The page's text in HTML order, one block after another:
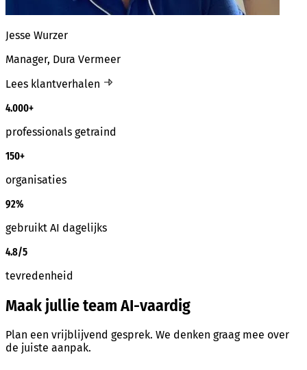
Jesse Wurzer
Manager, Dura Vermeer
Lees klantverhalen
4.000+
professionals getraind
150+
organisaties
92%
gebruikt AI dagelijks
4.8/5
tevredenheid
Maak jullie team AI-vaardig
Plan een vrijblijvend gesprek. We denken graag mee over
de juiste aanpak.